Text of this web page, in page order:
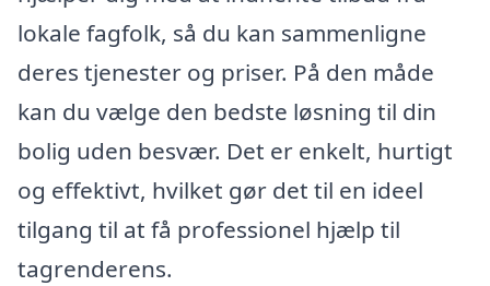
lokale fagfolk, så du kan sammenligne
deres tjenester og priser. På den måde
kan du vælge den bedste løsning til din
bolig uden besvær. Det er enkelt, hurtigt
og effektivt, hvilket gør det til en ideel
tilgang til at få professionel hjælp til
tagrenderens.